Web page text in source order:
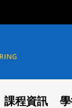
課程資訊